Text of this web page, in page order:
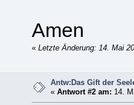
Amen
« Letzte Änderung: 14. Mai
Antw:Das Gift der
«Antwort #2 am: 14.